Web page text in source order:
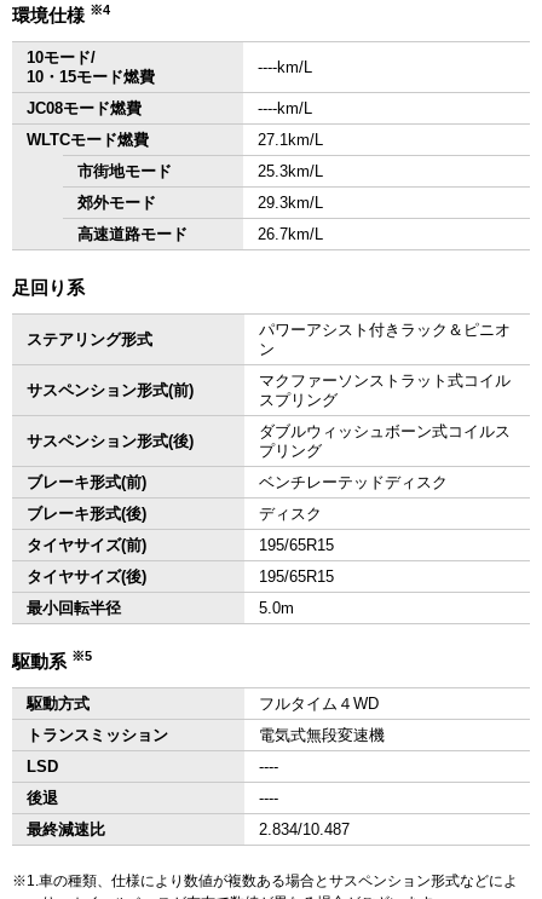
環境仕様 ※4
10モード/
10・15モード燃費
‐‐‐‐km/L
JC08モード燃費
‐‐‐‐km/L
WLTCモード燃費
27.1km/L
市街地モード
25.3km/L
郊外モード
29.3km/L
高速道路モード
26.7km/L
足回り系
ステアリング形式
パワーアシスト付きラック＆ピニオ
ン
サスペンション形式(前)
マクファーソンストラット式コイル
スプリング
サスペンション形式(後)
ダブルウィッシュボーン式コイルス
プリング
ブレーキ形式(前)
ベンチレーテッドディスク
ブレーキ形式(後)
ディスク
タイヤサイズ(前)
195/65R15
タイヤサイズ(後)
195/65R15
最小回転半径
5.0m
駆動系 ※5
駆動方式
フルタイム４WD
トランスミッション
電気式無段変速機
LSD
‐‐‐‐
後退
‐‐‐‐
最終減速比
2.834/10.487
1.車の種類、仕様により数値が複数ある場合とサスペンション形式などによ